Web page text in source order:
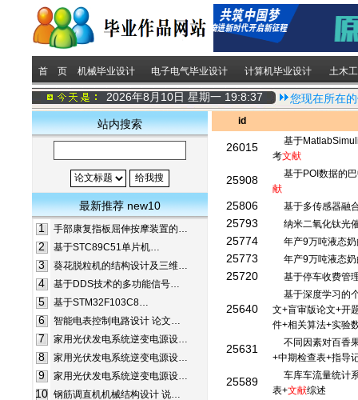
首 页 机械毕业设计 电子电气毕业设计 计算机毕业设计 土木
2026年8月10日 星期一 19:8:37
您现在所在
站内搜索
最新推荐 new10
1
手部康复指板屈伸按摩装置的…
2 基于STC89C51单片机…
3 葵花脱粒机的结构设计及三维…
4 基于DDS技术的多功能信号…
5 基于STM32F103C8…
6 智能电表控制电路设计 论文…
7 家用光伏发电系统逆变电源设…
8 家用光伏发电系统逆变电源设…
9 家用光伏发电系统逆变电源设…
10 钢筋调直机机械结构设计 说…
id
26015
基于
考文献
25908
基于POI数据的
献
25806 基于多传感器融
25793 纳米二氧化钛光
25774 年产9万吨液态
25773 年产9万吨液态
25720 基于停车收费管
25640
基于深度学习的
文+盲审版论文+开
件+相关算法+实验
25631
不同因素对百香
+中期检查表+指导
25589
车库车流量统计
表+文献综述